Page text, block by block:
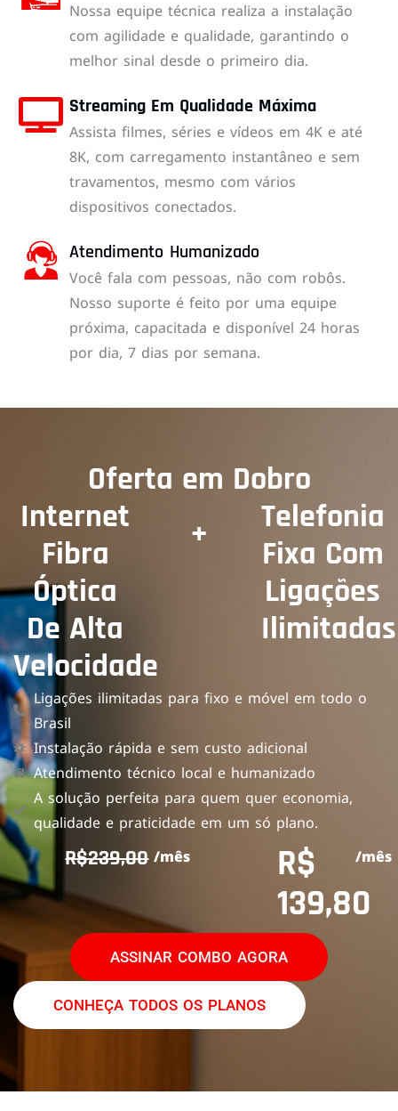
Nossa equipe técnica realiza a instalação
com agilidade e qualidade, garantindo o
melhor sinal desde o primeiro dia.
Streaming Em Qualidade Máxima
Assista filmes, séries e vídeos em 4K e até
8K, com carregamento instantâneo e sem
travamentos, mesmo com vários
dispositivos conectados.
Atendimento Humanizado
Você fala com pessoas, não com robôs.
Nosso suporte é feito por uma equipe
próxima, capacitada e disponível 24 horas
por dia, 7 dias por semana.
Oferta em Dobro
Internet
Fibra
Óptica
De Alta
Velocidade
+
Telefonia
Fixa Com
Ligações
Ilimitadas
Ligações ilimitadas para fixo e móvel em todo o
Brasil
Instalação rápida e sem custo adicional
Atendimento técnico local e humanizado
A solução perfeita para quem quer economia,
qualidade e praticidade em um só plano.
R$239,00 /mês
R$
139,80
/mês
ASSINAR COMBO AGORA
CONHEÇA TODOS OS PLANOS